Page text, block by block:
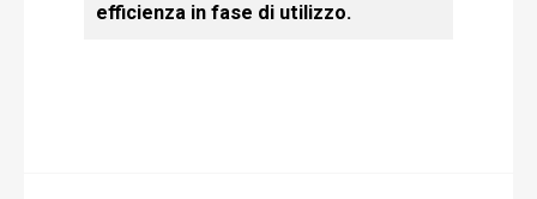
efficienza in fase di utilizzo.